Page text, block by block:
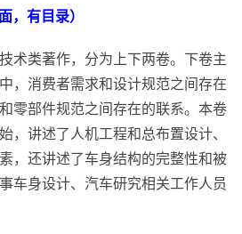
，有目录）
术类著作，分为上下两卷。下卷主
，消费者需求和设计规范之间存在
零部件规范之间存在的联系。本卷
，讲述了人机工程和总布置设计、
，还讲述了车身结构的完整性和被
车身设计、汽车研究相关工作人员